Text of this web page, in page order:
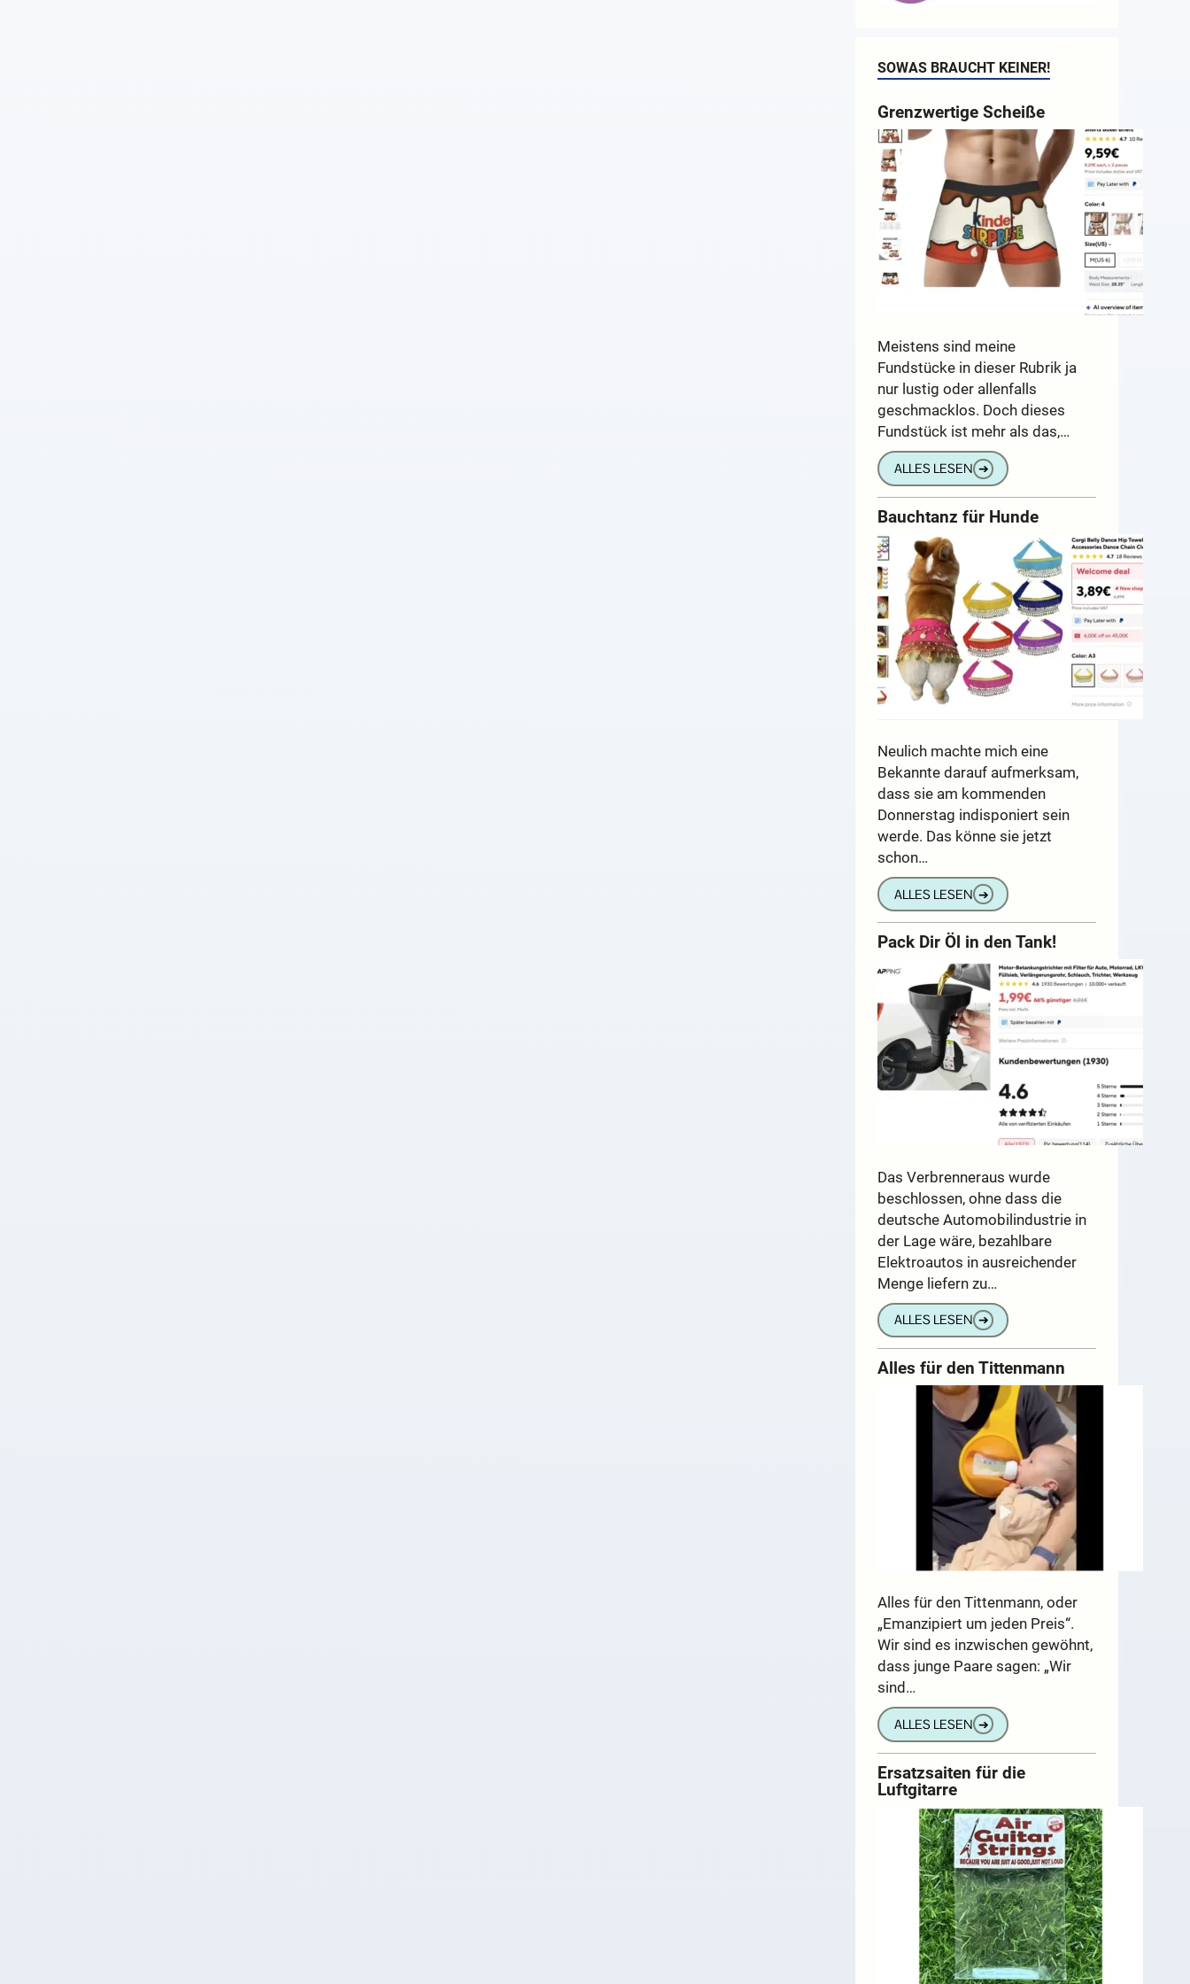
SOWAS BRAUCHT KEINER!
Grenzwertige Scheiße
Meistens sind meine
Fundstücke in dieser Rubrik ja
nur lustig oder allenfalls
geschmacklos. Doch dieses
Fundstück ist mehr als das,…
ALLES LESEN ➔
Bauchtanz für Hunde
Neulich machte mich eine
Bekannte darauf aufmerksam,
dass sie am kommenden
Donnerstag indisponiert sein
werde. Das könne sie jetzt
schon…
ALLES LESEN ➔
Pack Dir Öl in den Tank!
Das Verbrenneraus wurde
beschlossen, ohne dass die
deutsche Automobilindustrie in
der Lage wäre, bezahlbare
Elektroautos in ausreichender
Menge liefern zu…
ALLES LESEN ➔
Alles für den Tittenmann
Alles für den Tittenmann, oder
„Emanzipiert um jeden Preis“.
Wir sind es inzwischen gewöhnt,
dass junge Paare sagen: „Wir
sind…
ALLES LESEN ➔
Ersatzsaiten für die
Luftgitarre